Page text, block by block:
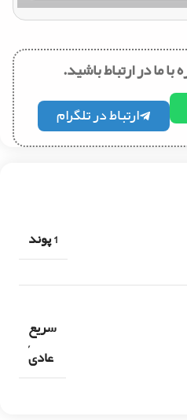
ما در ارتباط باشید.
ارتباط در تلگرام
1 پوند
سریع
,
عادی